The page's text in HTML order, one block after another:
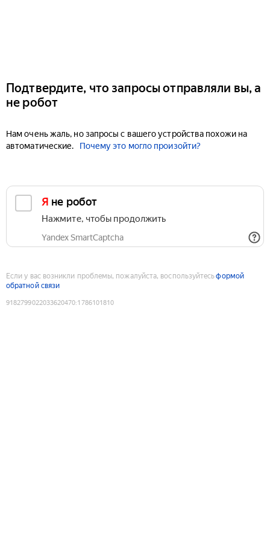
Подтвердите, что запросы отправляли вы, а
не робот
Нам очень жаль, но запросы с вашего устройства похожи на
автоматические.
Почему это могло произойти?
Я не робот
Нажмите, чтобы продолжить
Yandex SmartCaptcha
Если у вас возникли проблемы, пожалуйста, воспользуйтесьформой
обратной связи
9182799022033620470:1786101810